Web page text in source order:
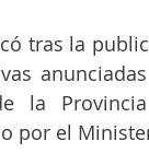
tras la
la
por el